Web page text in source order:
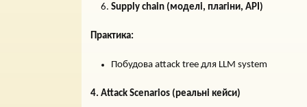
Supply chain (моделі, плагіни, API)
Практика:
Побудова attack tree для LLM system
4. Attack Scenarios (реальні кейси)